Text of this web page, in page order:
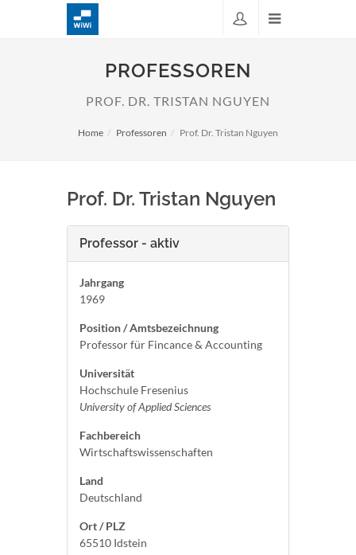
PROFESSOREN
PROF. DR. TRISTAN NGUYEN
Home Professoren Prof. Dr. Tristan Nguyen
Prof. Dr. Tristan Nguyen
Professor - aktiv
Jahrgang
1969
Position / Amtsbezeichnung
Professor für Fincance & Accounting
Universität
Hochschule Fresenius
University of Applied Sciences
Fachbereich
Wirtschaftswissenschaften
Land
Deutschland
Ort / PLZ
65510 Idstein